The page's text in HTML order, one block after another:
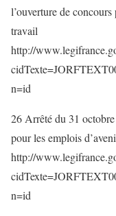
l’ouverture de
travail
http://
n=id
26 Arrêté du 31
pour les emplois
http://
n=id